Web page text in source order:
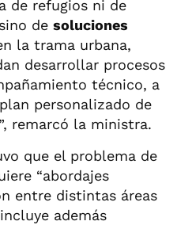
de refugios ni de
de soluciones
la trama urbana,
desarrollar procesos
técnico, a
personalizado de
remarcó la ministra.
que el problema de
“abordajes
entre distintas áreas
además